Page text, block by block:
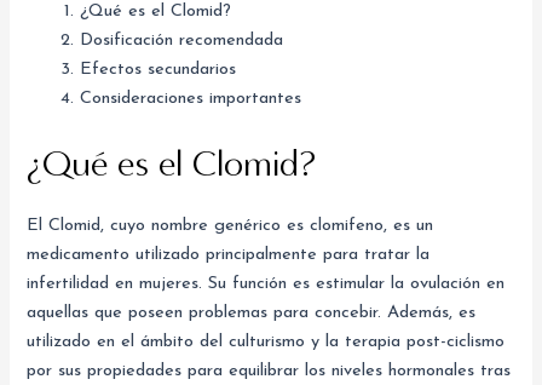
¿Qué es el Clomid?
Dosificación recomendada
Efectos secundarios
Consideraciones importantes
¿Qué es el Clomid?
El Clomid, cuyo nombre genérico es clomifeno, es un
medicamento utilizado principalmente para tratar la
infertilidad en mujeres. Su función es estimular la ovulación en
aquellas que poseen problemas para concebir. Además, es
utilizado en el ámbito del culturismo y la terapia post-ciclismo
por sus propiedades para equilibrar los niveles hormonales tras